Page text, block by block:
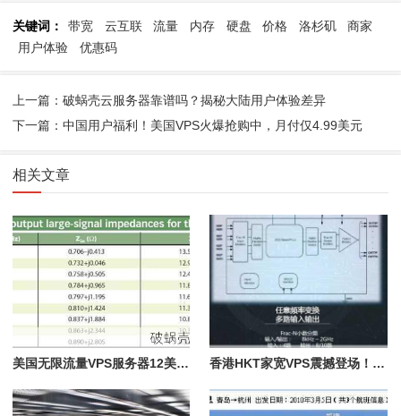
关键词： 带宽 云互联 流量 内存 硬盘 价格 洛杉矶
商家
用户体验
优惠码
上一篇：破蜗壳云服务器靠谱吗？揭秘大陆用户体验差异
下一篇：中国用户福利！美国VPS火爆抢购中，月付仅4.99美元
相关文章
美国无限流量VPS服务器12美元/年，绝对超值 香港HKT家宽VPS震撼登场！1Gbps大带宽任意跑，月付130美元